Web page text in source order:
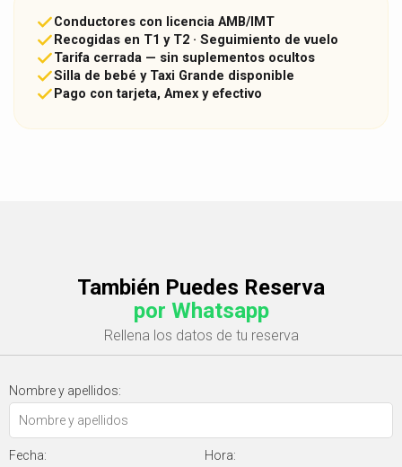
Conductores con licencia AMB/IMT
Recogidas en T1 y T2 · Seguimiento de vuelo
Tarifa cerrada — sin suplementos ocultos
Silla de bebé y Taxi Grande disponible
Pago con tarjeta, Amex y efectivo
También Puedes Reserva
por Whatsapp
Rellena los datos de tu reserva
Nombre y apellidos:
Fecha: Hora: